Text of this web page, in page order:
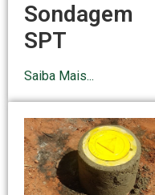
Sondagem
SPT
Saiba Mais...